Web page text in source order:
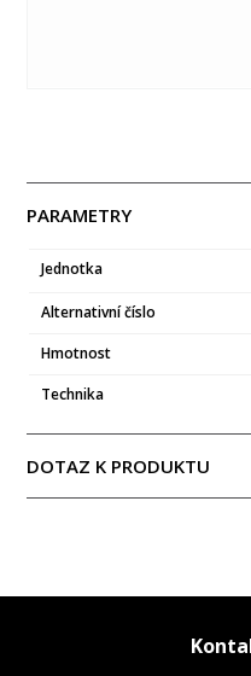
PARAMETRY
Jednotka
Alternativní číslo
Hmotnost
Technika
DOTAZ K PRODUKTU